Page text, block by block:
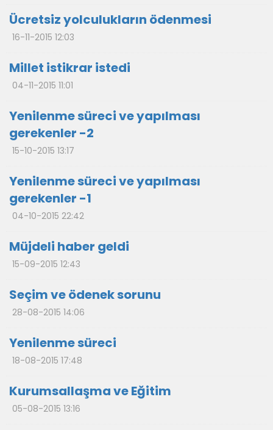
Ücretsiz yolculukların ödenmesi
16-11-2015 12:03
Millet istikrar istedi
04-11-2015 11:01
Yenilenme süreci ve yapılması
gerekenler -2
15-10-2015 13:17
Yenilenme süreci ve yapılması
gerekenler -1
04-10-2015 22:42
Müjdeli haber geldi
15-09-2015 12:43
Seçim ve ödenek sorunu
28-08-2015 14:06
Yenilenme süreci
18-08-2015 17:48
Kurumsallaşma ve Eğitim
05-08-2015 13:16